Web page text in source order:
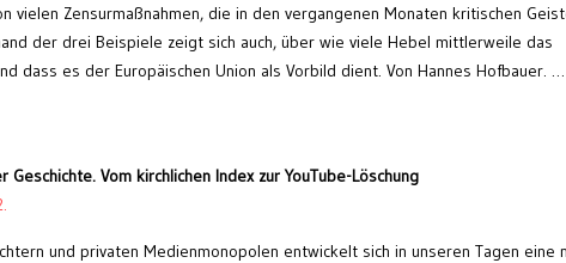
vielen Zensurmaßnahmen, die in den vergangenen Monaten kritischen
der drei Beispiele zeigt sich auch, über wie viele Hebel mittlerweile das
dass es der Europäischen Union als Vorbild dient. Von Hannes Hofbauer. …
Vom kirchlichen Index zur YouTube-Löschung
und privaten Medienmonopolen entwickelt sich in unseren Tagen eine